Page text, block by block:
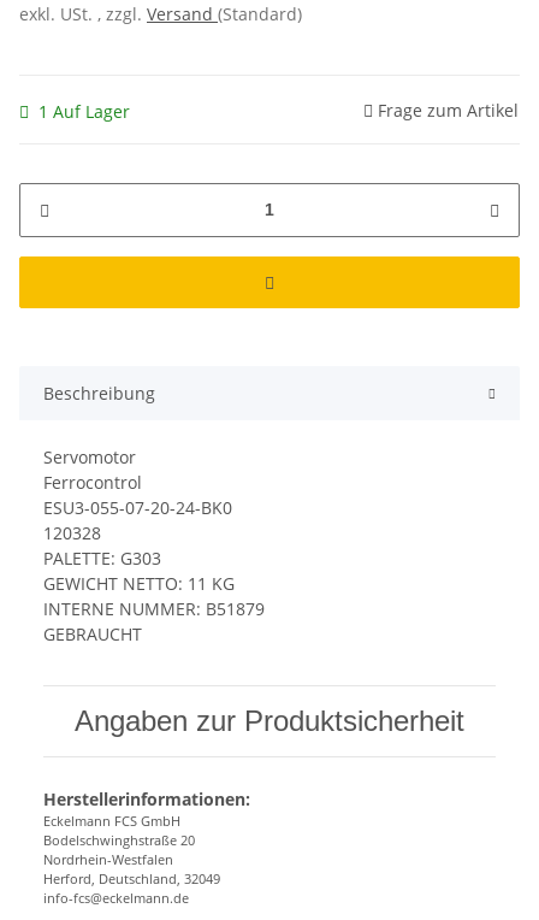
exkl. USt. , zzgl. Versand (Standard)
1 Auf Lager Frage zum Artikel
Beschreibung
Servomotor
Ferrocontrol
ESU3-055-07-20-24-BK0
120328
PALETTE: G303
GEWICHT NETTO: 11 KG
INTERNE NUMMER: B51879
GEBRAUCHT
Angaben zur Produktsicherheit
Herstellerinformationen:
Eckelmann FCS GmbH
Bodelschwinghstraße 20
Nordrhein-Westfalen
Herford, Deutschland, 32049
info-fcs@eckelmann.de